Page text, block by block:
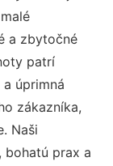
a zbytočné
patrí
úprimná
zákazníka,
Naši
bohatú prax a